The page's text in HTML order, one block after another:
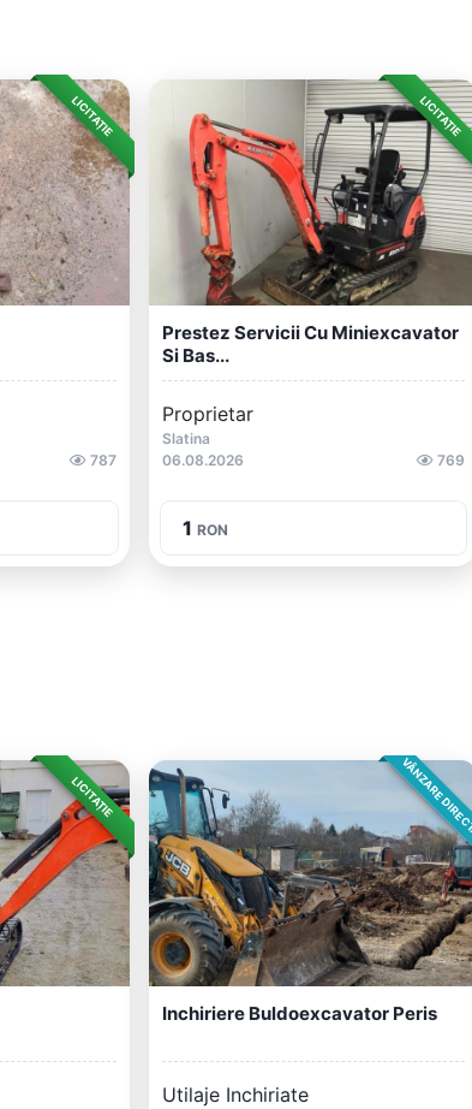
LICITAȚIE
787
LICITAȚIE
Prestez Servicii Cu Miniexcavator
Si Bas...
Proprietar
Slatina
06.08.2026
769
1 RON
LICITAȚIE VÂNZARE
Inchiriere Buldoexcavator Peris
Utilaje Inchiriate